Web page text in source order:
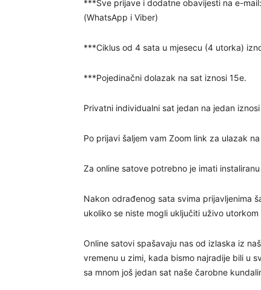
***Sve prijave i dodatne obavijesti na e-mail:
(WhatsApp i Viber)
***Ciklus od 4 sata u mjesecu (4 utorka)
***Pojedinačni dolazak na sat iznosi 15e.
Privatni individualni sat jedan na jedan
Po prijavi šaljem vam Zoom link za ulazak
Za online satove potrebno je imati
Nakon odrađenog sata svima prijavljenima
ukoliko se niste mogli uključiti uživo utorkom
Online satovi spašavaju nas od izlaska iz
vremenu u zimi, kada bismo najradije bili u
sa mnom još jedan sat naše čarobne